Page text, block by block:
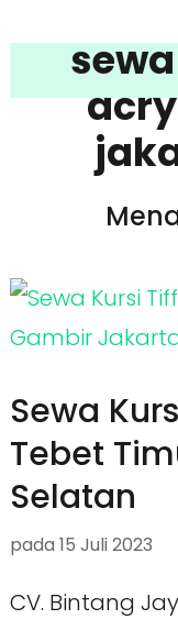
Sewa
Tebet
Selatan
pada 15 Juli 2023
CV. Bintang